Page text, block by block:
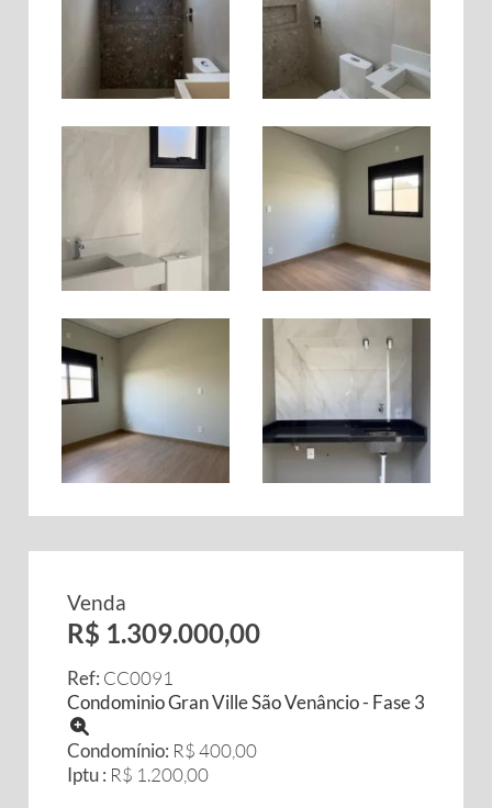
Venda
R$ 1.309.000,00
Ref: CC0091
Condominio Gran Ville São Venâncio - Fase 3
Condomínio: R$ 400,00
Iptu : R$ 1.200,00